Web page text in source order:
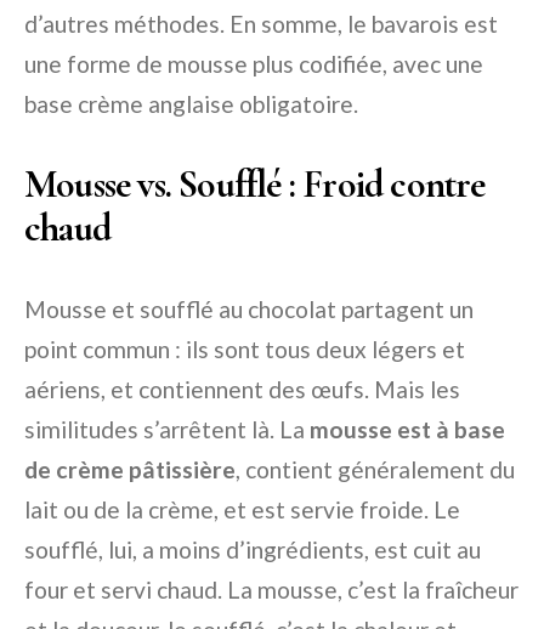
d’autres méthodes. En somme, le bavarois est
une forme de mousse plus codifiée, avec une
base crème anglaise obligatoire.
Mousse vs. Soufflé : Froid contre
chaud
Mousse et soufflé au chocolat partagent un
point commun : ils sont tous deux légers et
aériens, et contiennent des œufs. Mais les
similitudes s’arrêtent là. La mousse est à base
de crème pâtissière, contient généralement du
lait ou de la crème, et est servie froide. Le
soufflé, lui, a moins d’ingrédients, est cuit au
four et servi chaud. La mousse, c’est la fraîcheur